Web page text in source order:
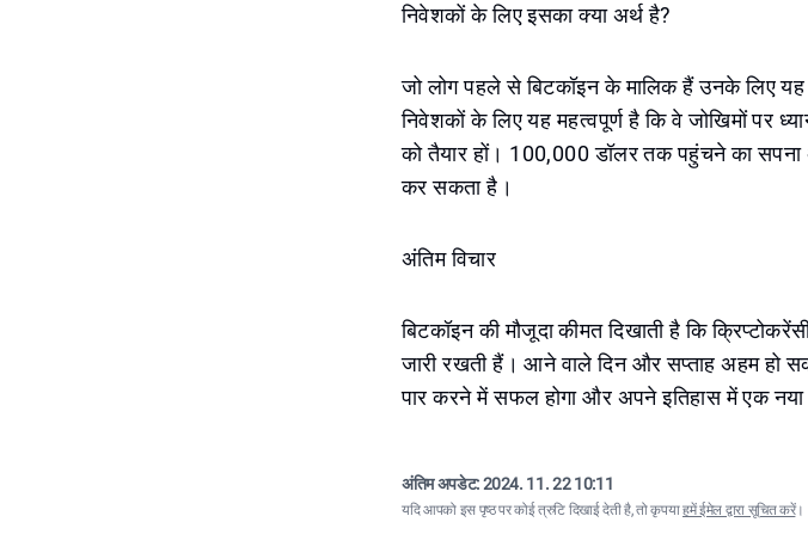
निवेशकों के लिए इसका क्या अर्थ है?
जो लोग पहले से बिटकॉइन के मालिक हैं उनके लिए
निवेशकों के लिए यह महत्वपूर्ण है कि वे जोखिमों पर
को तैयार हों। 100,000 डॉलर तक पहुंचने का सपना
कर सकता है।
अंतिम विचार
बिटकॉइन की मौजूदा कीमत दिखाती है कि
जारी रखती हैं। आने वाले दिन और सप्ताह अहम हो
पार करने में सफल होगा और अपने इतिहास में एक
अंतिम अपडेट:2024. 11. 22 10:11
यदि आपको इस पृष्ठ पर कोई त्रुटि दिखाई देती है, तो कृपयाहमें ईमेल द्वारा सूचित करें।